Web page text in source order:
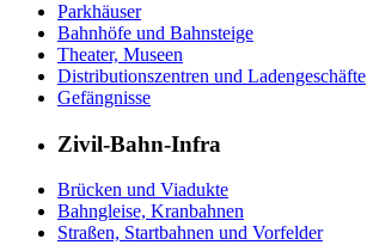
Parkhäuser
Bahnhöfe und Bahnsteige
Theater, Museen
Distributionszentren und Ladengeschäfte
Gefängnisse
Zivil-Bahn-Infra
Brücken und Viadukte
Bahngleise, Kranbahnen
Straßen, Startbahnen und Vorfelder